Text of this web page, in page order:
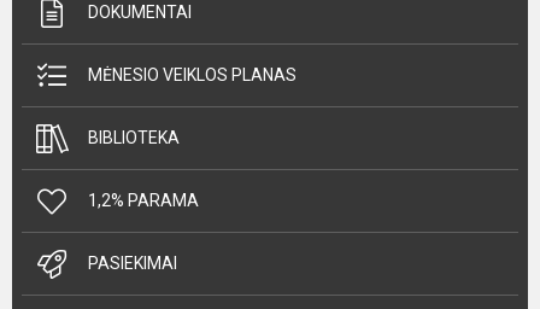
DOKUMENTAI
MĖNESIO VEIKLOS PLANAS
BIBLIOTEKA
1,2% PARAMA
PASIEKIMAI